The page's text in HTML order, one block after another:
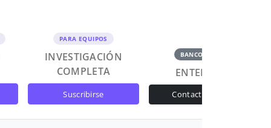
PARA EQUIPOS
INVESTIGACIÓN
COMPLETA
suscribirse
BANCOS Y GOB
ENTERPRISE
contactar ventas